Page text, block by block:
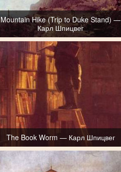
Mountain Hike (Trip to Duke Stand) —
Карл Шпицвег
The Book Worm — Карл Шпицвег